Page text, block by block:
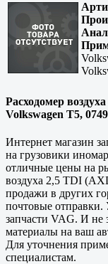
Расходомер
Volkswagen T5,
Интернет магазин
на грузовики
отличные цены на
воздуха 2,5 TDI
продажи в других
почтовые отправки.
запчасти VAG. И не
материалы на ваш
Для уточнения
специалистам.